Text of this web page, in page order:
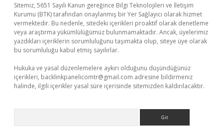
Sitemiz, 5651 Sayılı Kanun gereğince Bilgi Teknolojileri ve İletişim
Kurumu (BTK) tarafından onaylanmış bir Yer Sağlayıcı olarak hizmet
vermektedir. Bu nedenle, sitedeki içerikleri proaktif olarak denetleme
veya araştırma yükümlülüğümüz bulunmamaktadır. Ancak, üyelerimiz
yazdıkları içeriklerin sorumluluğunu taşımakta olup, siteye üye olarak
bu sorumluluğu kabul etmiş sayılırlar.
Hukuka ve yasal düzenlemelere aykırı olduğunu düşündüğünüz
içerikleri, backlinkpanelicomtr@gmail.com adresine bildirmeniz
halinde, ilgili içerikler yasal süre içerisinde sitemizden kaldırılacaktır.